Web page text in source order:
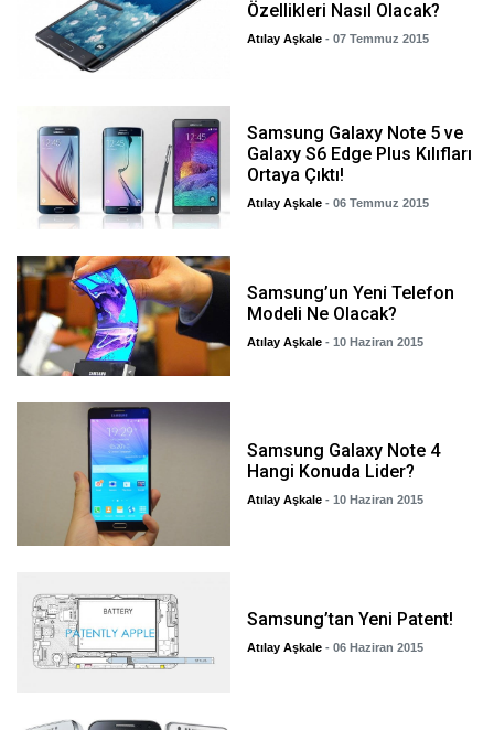
Özellikleri Nasıl Olacak?
Atılay Aşkale - 07 Temmuz 2015
Samsung Galaxy Note 5 ve
Galaxy S6 Edge Plus Kılıfları
Ortaya Çıktı!
Atılay Aşkale - 06 Temmuz 2015
Samsung’un Yeni Telefon
Modeli Ne Olacak?
Atılay Aşkale - 10 Haziran 2015
Samsung Galaxy Note 4
Hangi Konuda Lider?
Atılay Aşkale - 10 Haziran 2015
Samsung’tan Yeni Patent!
Atılay Aşkale - 06 Haziran 2015